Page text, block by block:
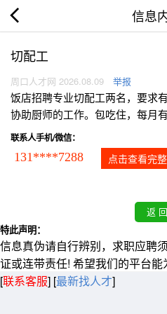
信息
切配工
周口人才网 2026.08.09 举报
饭店招聘专业切配工两名，要求
协助厨师的工作。包吃住，每月
联系人手机/微信：
131****7288 点击查看完
特此声明：
信息真伪请自行辨别，求职应聘
证或连带责任! 希望我们的平台能
[联系客服] [最新找人才]